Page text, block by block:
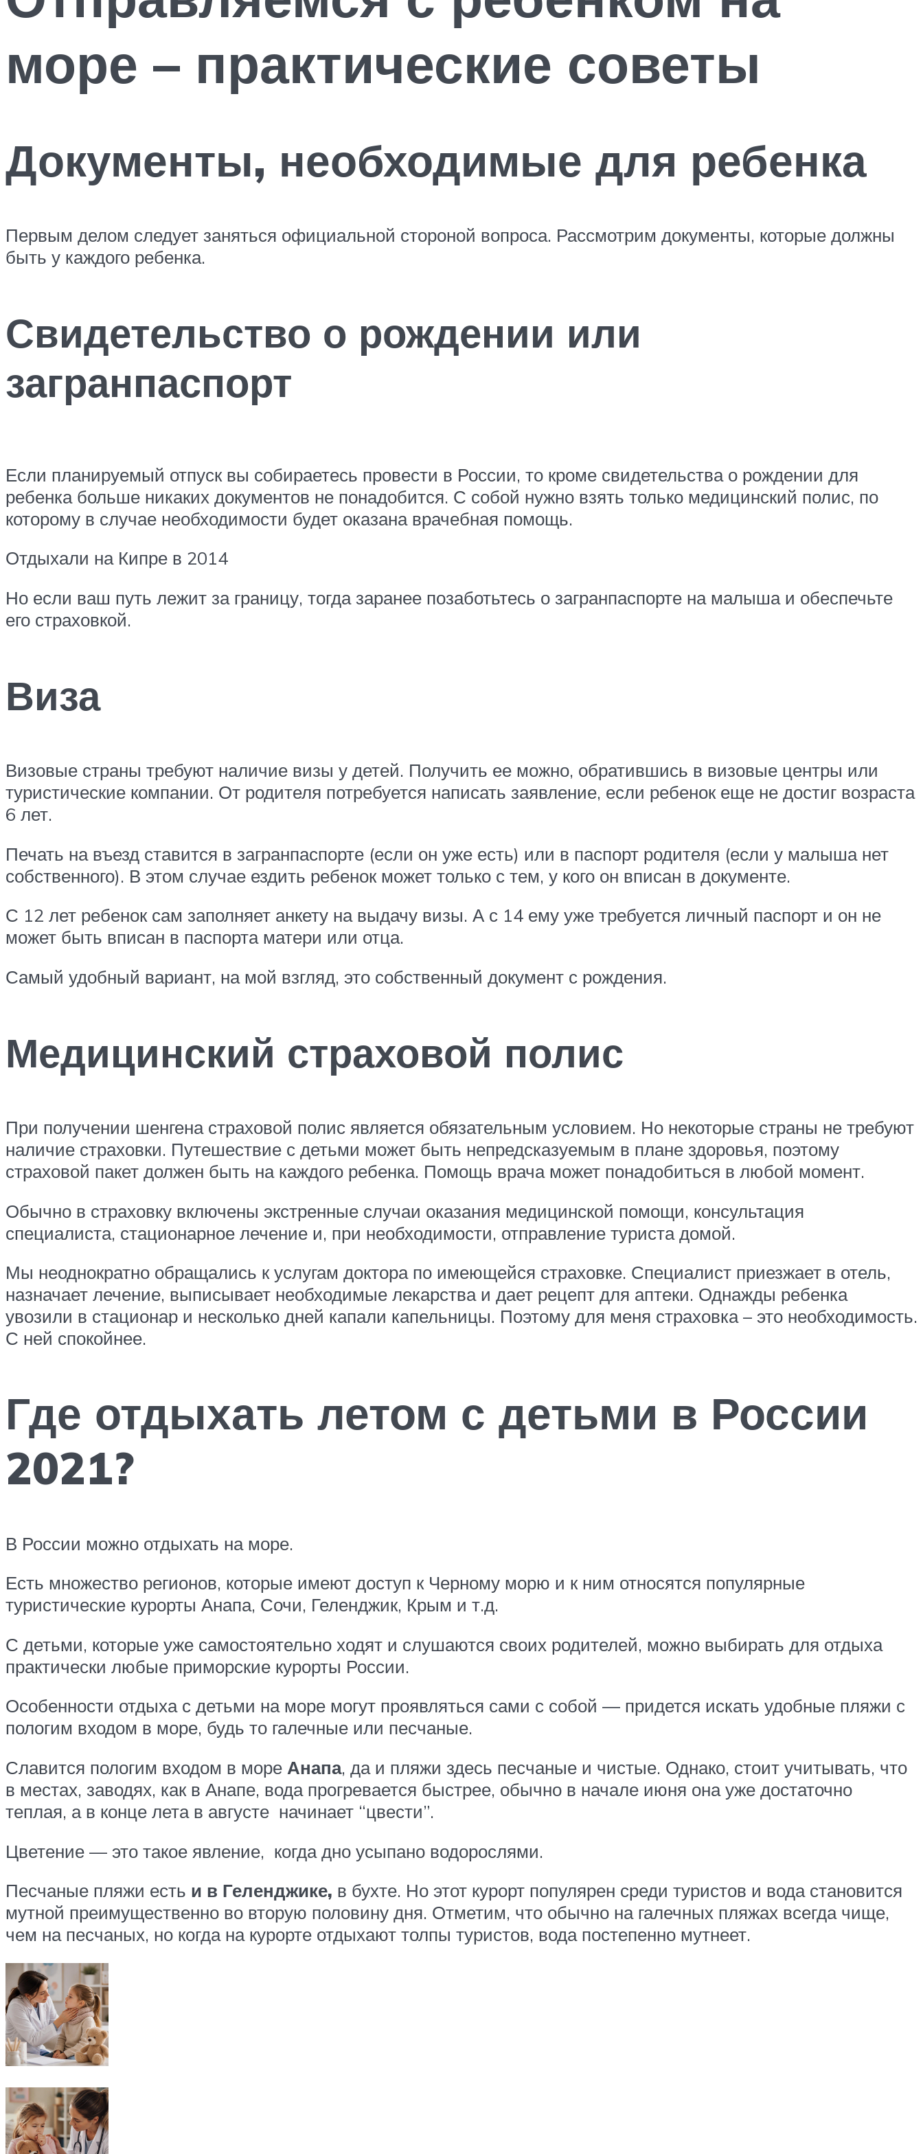
море – практические советы
Документы, необходимые для ребенка
Первым делом следует заняться официальной стороной вопроса. Рассмотрим документы, которые должны
быть у каждого ребенка.
Свидетельство о рождении или
загранпаспорт
Если планируемый отпуск вы собираетесь провести в России, то кроме свидетельства о рождении для
ребенка больше никаких документов не понадобится. С собой нужно взять только медицинский полис, по
которому в случае необходимости будет оказана врачебная помощь.
Отдыхали на Кипре в 2014
Но если ваш путь лежит за границу, тогда заранее позаботьтесь о загранпаспорте на малыша и обеспечьте
его страховкой.
Виза
Визовые страны требуют наличие визы у детей. Получить ее можно, обратившись в визовые центры или
туристические компании. От родителя потребуется написать заявление, если ребенок еще не достиг возраста
6 лет.
Печать на въезд ставится в загранпаспорте (если он уже есть) или в паспорт родителя (если у малыша нет
собственного). В этом случае ездить ребенок может только с тем, у кого он вписан в документе.
С 12 лет ребенок сам заполняет анкету на выдачу визы. А с 14 ему уже требуется личный паспорт и он не
может быть вписан в паспорта матери или отца.
Самый удобный вариант, на мой взгляд, это собственный документ с рождения.
Медицинский страховой полис
При получении шенгена страховой полис является обязательным условием. Но некоторые страны не требуют
наличие страховки. Путешествие с детьми может быть непредсказуемым в плане здоровья, поэтому
страховой пакет должен быть на каждого ребенка. Помощь врача может понадобиться в любой момент.
Обычно в страховку включены экстренные случаи оказания медицинской помощи, консультация
специалиста, стационарное лечение и, при необходимости, отправление туриста домой.
Мы неоднократно обращались к услугам доктора по имеющейся страховке. Специалист приезжает в отель,
назначает лечение, выписывает необходимые лекарства и дает рецепт для аптеки. Однажды ребенка
увозили в стационар и несколько дней капали капельницы. Поэтому для меня страховка – это необходимость.
С ней спокойнее.
Где отдыхать летом с детьми в России
2021?
В России можно отдыхать на море.
Есть множество регионов, которые имеют доступ к Черному морю и к ним относятся популярные
туристические курорты Анапа, Сочи, Геленджик, Крым и т.д.
С детьми, которые уже самостоятельно ходят и слушаются своих родителей, можно выбирать для отдыха
практически любые приморские курорты России.
Особенности отдыха с детьми на море могут проявляться сами с собой — придется искать удобные пляжи с
пологим входом в море, будь то галечные или песчаные.
Славится пологим входом в море Анапа, да и пляжи здесь песчаные и чистые. Однако, стоит учитывать, что
в местах, заводях, как в Анапе, вода прогревается быстрее, обычно в начале июня она уже достаточно
теплая, а в конце лета в августе начинает “цвести”.
Цветение — это такое явление, когда дно усыпано водорослями.
Песчаные пляжи есть и в Геленджике, в бухте. Но этот курорт популярен среди туристов и вода становится
мутной преимущественно во вторую половину дня. Отметим, что обычно на галечных пляжах всегда чище,
чем на песчаных, но когда на курорте отдыхают толпы туристов, вода постепенно мутнеет.